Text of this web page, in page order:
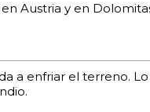
Austria y en
a enfriar el terreno.